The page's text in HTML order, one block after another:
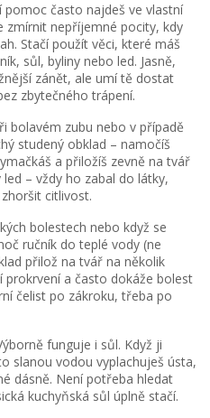
pomoc často najdeš ve vlastní
zmírnit nepříjemné pocity, kdy
Stačí použít věci, které máš
sůl, byliny nebo led. Jasně,
zánět, ale umí tě dostat
zbytečného trápení.
bolavém zubu nebo v případě
studený obklad – namočíš
a přiložíš zevně na tvář
– vždy ho zabal do látky,
citlivost.
bolestech nebo když se
ručník do teplé vody (ne
přilož na tvář na několik
prokrvení a často dokáže bolest
čelist po zákroku, třeba po
funguje i sůl. Když ji
slanou vodou vyplachuješ ústa,
dásně. Není potřeba hledat
kuchyňská sůl úplně stačí.